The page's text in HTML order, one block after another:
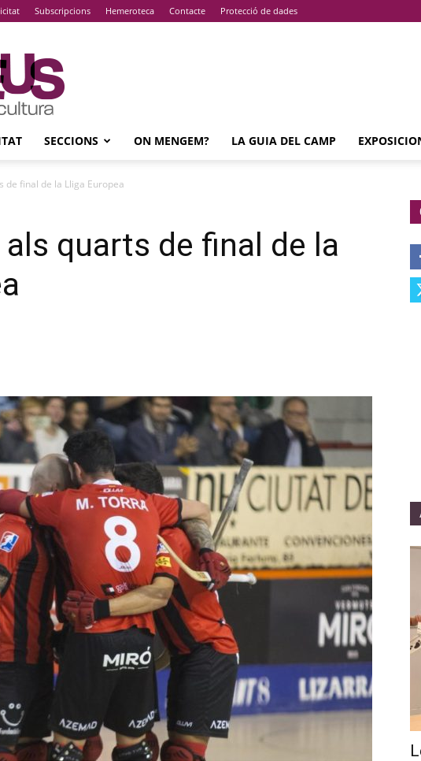
Subscripcions Hemeroteca Contacte Protecció de dades
SECCIONS ON MENGEM? LA GUIA DEL CAMP
de final de la Lliga Europea
als quarts de final de la